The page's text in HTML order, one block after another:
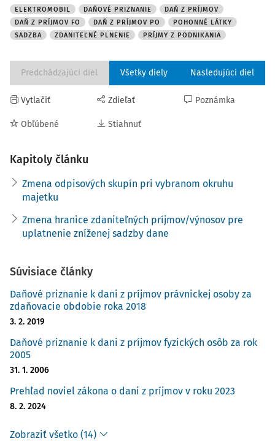
ELEKTROMOBIL DAŇOVÉ PRIZNANIE
DAŇ Z PRÍJMOV
DAŇ Z PRÍJMOV FO
DAŇ Z PRÍJMOV PO
POHONNÉ LÁTKY
SADZBA
ZDANITEĽNÉ PLNENIE PRÍJMY Z PODNIKANIA
Predchádzajúci diel Všetky diely Nasledujúci diel
Vytlačiť
Obľúbené
Zdieľať
Stiahnuť
Poznámka
Kapitoly článku
Zmena odpisových skupín pri vybranom okruhu
majetku
Zmena hranice zdaniteľných príjmov/výnosov pre
uplatnenie zníženej sadzby dane
Súvisiace články
Daňové priznanie k dani z príjmov právnickej osoby za
zdaňovacie obdobie roka 2018
3. 2. 2019
Daňové priznanie k dani z príjmov fyzických osôb za rok
2005
31. 1. 2006
Prehľad noviel zákona o dani z príjmov v roku 2023
8. 2. 2024
Zobraziť všetko (14)